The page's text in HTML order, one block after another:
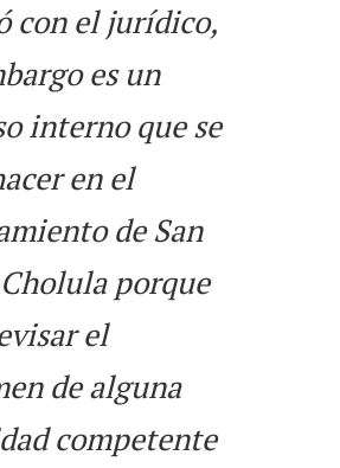
con el jurídico,
es un
interno que se
en el
de San
porque
el
de alguna
competente